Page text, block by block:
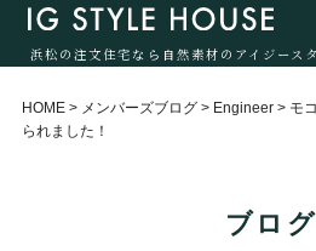
浜松の注文住宅なら自然素材のアイジース
HOME > メンバーズブログ > Engineer > モ
られました！
ブログ